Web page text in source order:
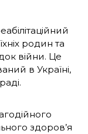
родин та
війни. Це
в Україні,
здоров’я